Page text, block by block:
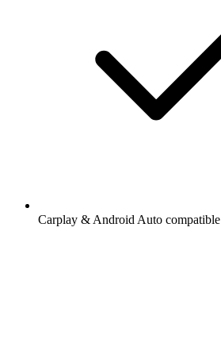
Carplay & Android Auto compatible